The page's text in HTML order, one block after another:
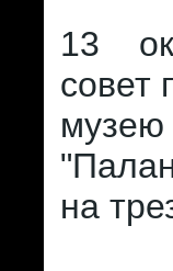
13
совет
музею
на